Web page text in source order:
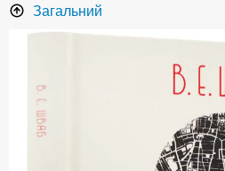
Загальний